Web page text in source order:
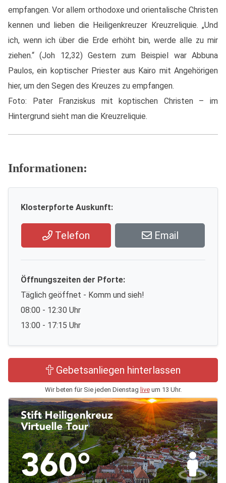
empfangen. Vor allem orthodoxe und orientalische Christen
kennen und lieben die Heiligenkreuzer Kreuzreliquie. „Und
ich, wenn ich über die Erde erhöht bin, werde alle zu mir
ziehen.“ (Joh 12,32) Gestern zum Beispiel war Abbuna
Paulos, ein koptischer Priester aus Kairo mit Angehörigen
hier, um den Segen des Kreuzes zu empfangen.
Foto: Pater Franziskus mit koptischen Christen – im
Hintergrund sieht man die Kreuzreliquie.
Informationen:
Klosterpforte Auskunft:
Telefon Email
Öffnungszeiten der Pforte:
Täglich geöffnet - Komm und sieh!
08:00 - 12:30 Uhr
13:00 - 17:15 Uhr
Gebetsanliegen hinterlassen
Wir beten für Sie jeden Dienstag liveum 13 Uhr.